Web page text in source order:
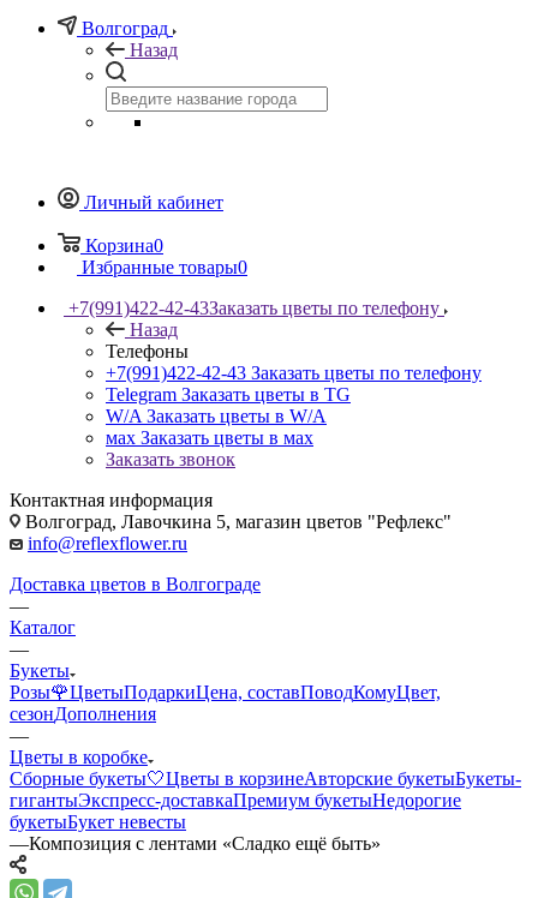
Волгоград
Назад
Личный кабинет
Корзина0
Избранные товары0
+7(991)422-42-43Заказать цветы по телефону
Назад
Телефоны
+7(991)422-42-43 Заказать цветы по телефону
Telegram Заказать цветы в TG
W/A Заказать цветы в W/A
мах Заказать цветы в мах
Заказать звонок
Контактная информация
Волгоград, Лавочкина 5, магазин цветов "Рефлекс"
info@reflexflower.ru
Доставка цветов в Волгограде
—
Каталог
—
Букеты
Розы🌹ЦветыПодаркиЦена, составПоводКомуЦвет,
сезонДополнения
—
Цветы в коробке
Сборные букеты🤍Цветы в корзинеАвторские букетыБукеты-
гигантыЭкспресс-доставкаПремиум букетыНедорогие
букетыБукет невесты
—Композиция с лентами «Сладко ещё быть»